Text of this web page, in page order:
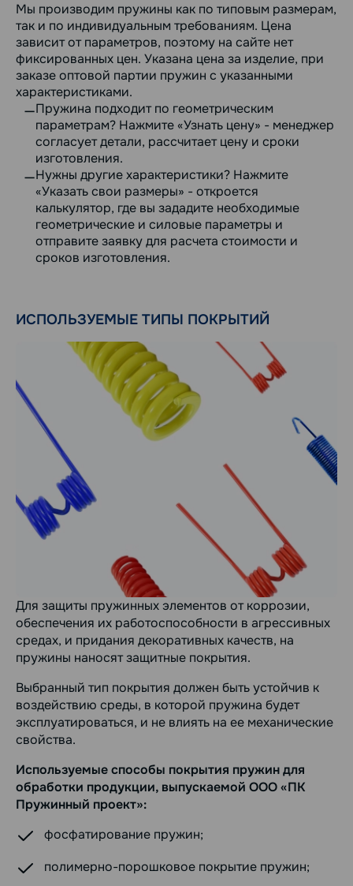
Мы производим пружины как по типовым размерам,
так и по индивидуальным требованиям. Цена
зависит от параметров, поэтому на сайте нет
фиксированных цен. Указана цена за изделие, при
заказе оптовой партии пружин с указанными
характеристиками.
Пружина подходит по геометрическим
параметрам? Нажмите «Узнать цену» - менеджер
согласует детали, рассчитает цену и сроки
изготовления.
Нужны другие характеристики? Нажмите
«Указать свои размеры» - откроется
калькулятор, где вы зададите необходимые
геометрические и силовые параметры и
отправите заявку для расчета стоимости и
сроков изготовления.
ИСПОЛЬЗУЕМЫЕ ТИПЫ ПОКРЫТИЙ
Для защиты пружинных элементов от коррозии,
обеспечения их работоспособности в агрессивных
средах, и придания декоративных качеств, на
пружины наносят защитные покрытия.
Выбранный тип покрытия должен быть устойчив к
воздействию среды, в которой пружина будет
эксплуатироваться, и не влиять на ее механические
свойства.
Используемые способы покрытия пружин для
обработки продукции, выпускаемой ООО «ПК
Пружинный проект»:
фосфатирование пружин;
полимерно-порошковое покрытие пружин;